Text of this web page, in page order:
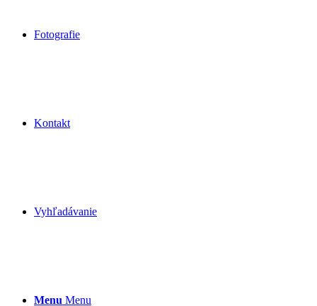
Fotografie
Kontakt
Vyhľadávanie
Menu Menu